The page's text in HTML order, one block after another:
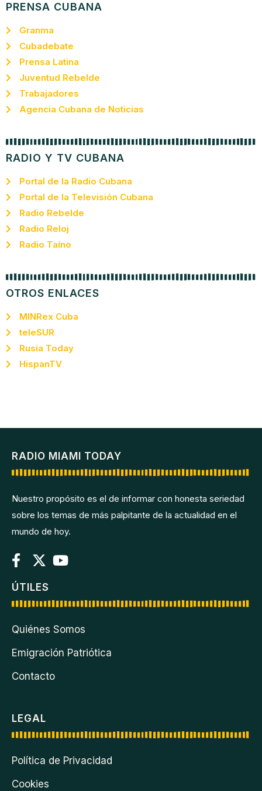
PRENSA CUBANA
Granma
Cubadebate
Prensa Latina
Juventud Rebelde
Trabajadores
Agencia Cubana de Noticias
RADIO Y TV CUBANA
Portal de la Radio Cubana
Portal de la Televisión Cubana
Radio Rebelde
Radio Reloj
Radio Taíno
OTROS ENLACES
MINRex Cuba
teleSUR
Rusia Today
HispanTV
RADIO MIAMI TODAY
Nuestro propósito es el de informar con honesta seriedad
sobre los temas de más palpitante de la actualidad en el
mundo de hoy.
ÚTILES
Quiénes Somos
Emigración Patriótica
Contacto
LEGAL
Política de Privacidad
Cookies